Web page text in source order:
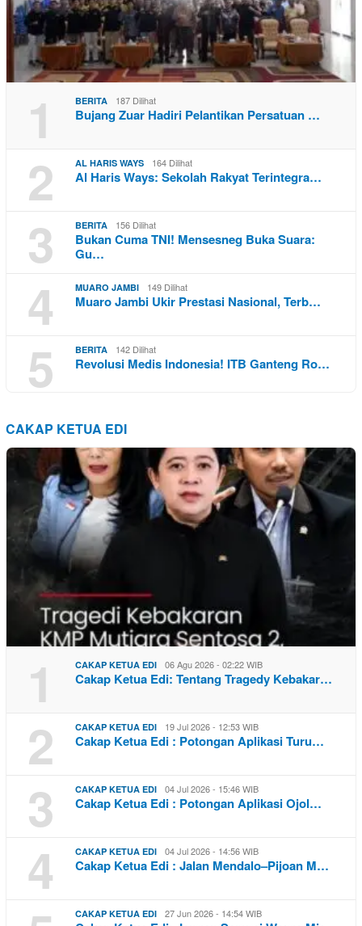
1 BERITA 187 Dilihat
Bujang Zuar Hadiri Pelantikan Persatuan …
2 AL HARIS WAYS 164 Dilihat
Al Haris Ways: Sekolah Rakyat Terintegra…
3 BERITA 156 Dilihat
Bukan Cuma TNI! Mensesneg Buka Suara:
Gu…
4 MUARO JAMBI 149 Dilihat
Muaro Jambi Ukir Prestasi Nasional, Terb…
5 BERITA 142 Dilihat
Revolusi Medis Indonesia! ITB Ganteng Ro…
CAKAP KETUA EDI
1 CAKAP KETUA EDI 06 Agu 2026 - 02:22 WIB
Cakap Ketua Edi: Tentang Tragedy Kebakar…
2 CAKAP KETUA EDI 19 Jul 2026 - 12:53 WIB
Cakap Ketua Edi : Potongan Aplikasi Turu…
3 CAKAP KETUA EDI 04 Jul 2026 - 15:46 WIB
Cakap Ketua Edi : Potongan Aplikasi Ojol…
4 CAKAP KETUA EDI 04 Jul 2026 - 14:56 WIB
Cakap Ketua Edi : Jalan Mendalo–Pijoan M…
CAKAP KETUA EDI 27 Jun 2026 - 14:54 WIB